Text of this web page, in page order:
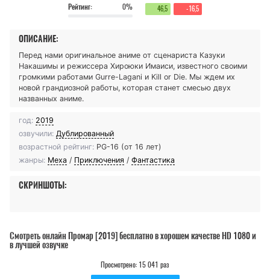
Рейтинг:
0% 46,5 -16,5
ОПИСАНИЕ:
Перед нами оригинальное аниме от сценариста Казуки
Накашимы и режиссера Хироюки Имаиси, известного своими
громкими работами Gurre-Lagani и Kill or Die. Мы ждем их
новой грандиозной работы, которая станет смесью двух
названных аниме.
год: 2019
озвучили: Дублированный
возрастной рейтинг: PG-16 (от 16 лет)
жанры: Меха / Приключения / Фантастика
СКРИНШОТЫ:
Смотреть онлайн Промар [2019] бесплатно в хорошем качестве HD 1080 и
в лучшей озвучке
Просмотрено: 15 041 раз